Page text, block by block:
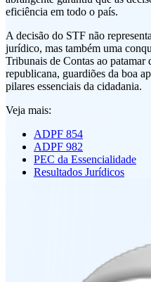
eficiência em todo o país.
A decisão do STF não
jurídico, mas também uma
Tribunais de Contas ao patamar
republicana, guardiões da boa
pilares essenciais da cidadania.
Veja mais:
ADPF 854
ADPF 982
PEC da Essencialidade
Resultados Jurídicos